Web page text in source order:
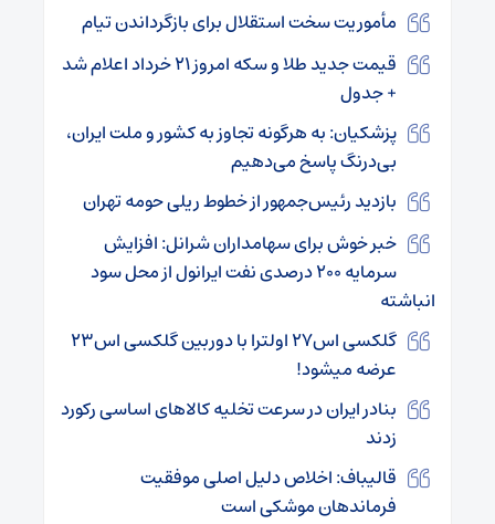
مأموریت سخت استقلال برای بازگرداندن تیام
قیمت جدید طلا و سکه امروز ۲۱ خرداد اعلام شد
+ جدول
پزشکیان: به هرگونه تجاوز به کشور و ملت ایران،
بی‌درنگ پاسخ می‌دهیم
بازدید رئیس‌جمهور از خطوط ریلی حومه تهران
خبر خوش برای سهامداران شرانل: افزایش
سرمایه ۲۰۰ درصدی نفت ایرانول از محل سود
انباشته
گلکسی اس۲۷ اولترا با دوربین گلکسی اس۲۳
عرضه می‎شود!
بنادر ایران در سرعت تخلیه کالاهای اساسی رکورد
زدند
قالیباف: اخلاص دلیل اصلی موفقیت
فرماندهان موشکی است